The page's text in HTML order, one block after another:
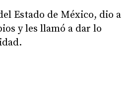
Estado de México, dio a
y les llamó a dar lo